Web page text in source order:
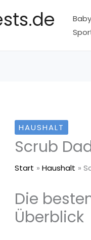
HAUSHALT
Scrub
Start Haushalt
Die
Überblick